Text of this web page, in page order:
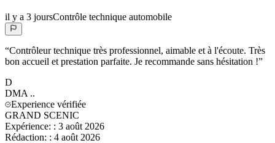
il y a 3 joursContrôle technique automobile
“Contrôleur technique très professionnel, aimable et à l'écoute. Très
bon accueil et prestation parfaite. Je recommande sans hésitation !”
D
DMA ..
Experience vérifiée
GRAND SCENIC
Expérience: : 3 août 2026
Rédaction: : 4 août 2026